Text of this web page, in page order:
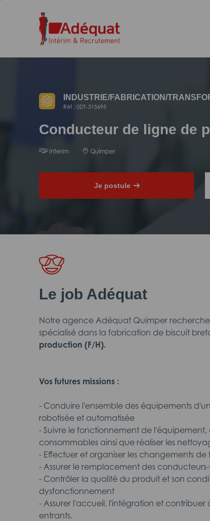
navigation
INDUSTRIE/FABRICATION/
Réf : 0DT-315695
Conducteur de ligne de
Interim Quimper
Je postule
Le job Adéquat
Notre agence Adéquat Quimper
spécialisé dans la fabrication de biscuit
production (F/H).
Vos futures missions :
- Conduire l'ensemble des équipements
robotisée et automatisée
- Suivre le fonctionnement de l'équipement,
consommables ainsi que réaliser les
- Effectuer et organiser les changements de
- Assurer le remplacement des
- Contrôler la qualité du produit et son
dysfonctionnement
- Assurer l'accueil, l'intégration et
entrants.